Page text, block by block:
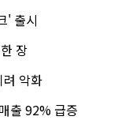
' 출시
장
악화
출 92% 급증